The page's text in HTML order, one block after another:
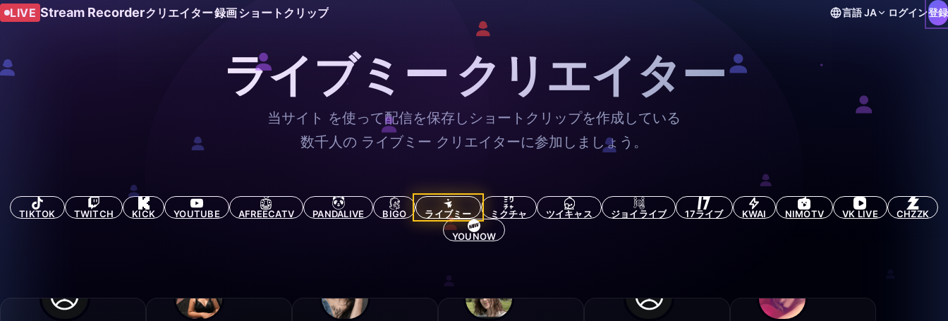
LIVE Stream Recorderクリエイター録画ショートクリップ 言語JA ログイン登録
ライブミー クリエイター
当サイト を使って配信を保存しショートクリップを作成している
数千人の ライブミー クリエイターに参加しましょう。
TIKTOK TWITCH KICK YOUTUBE AFREECATV PANDALIVE BIGO ライブミー ミクチャ ツイキャス ジョイライブ 17ライブ KWAI NIMOTV VK LIVE
CHZZK
YOUNOW